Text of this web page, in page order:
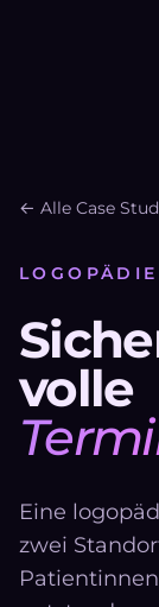
← Alle Case
volle
Eine
zwei